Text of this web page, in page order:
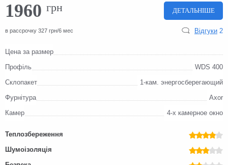
1960 грн ДЕТАЛЬНІШЕ
в рассрочку 327 грн/6 мес Відгуки 2
Цена за размер
Профіль
WDS 400
Склопакет
1-кам. энергосберегающий
Фурнітура
Axor
Камер
4-х камерное окно
Теплозбереження
Шумоізоляція